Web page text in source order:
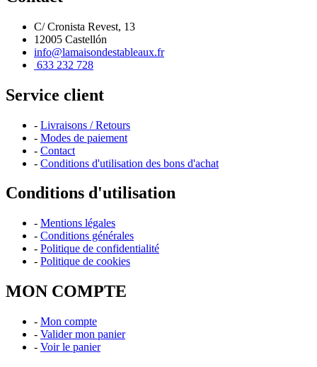
C/ Cronista Revest, 13
12005 Castellón
info@lamaisondestableaux.fr
633 232 728
Service client
- Livraisons / Retours
- Modes de paiement
- Contact
- Conditions d'utilisation des bons d'achat
Conditions d'utilisation
- Mentions légales
- Conditions générales
- Politique de confidentialité
- Politique de cookies
MON COMPTE
- Mon compte
- Valider mon panier
- Voir le panier